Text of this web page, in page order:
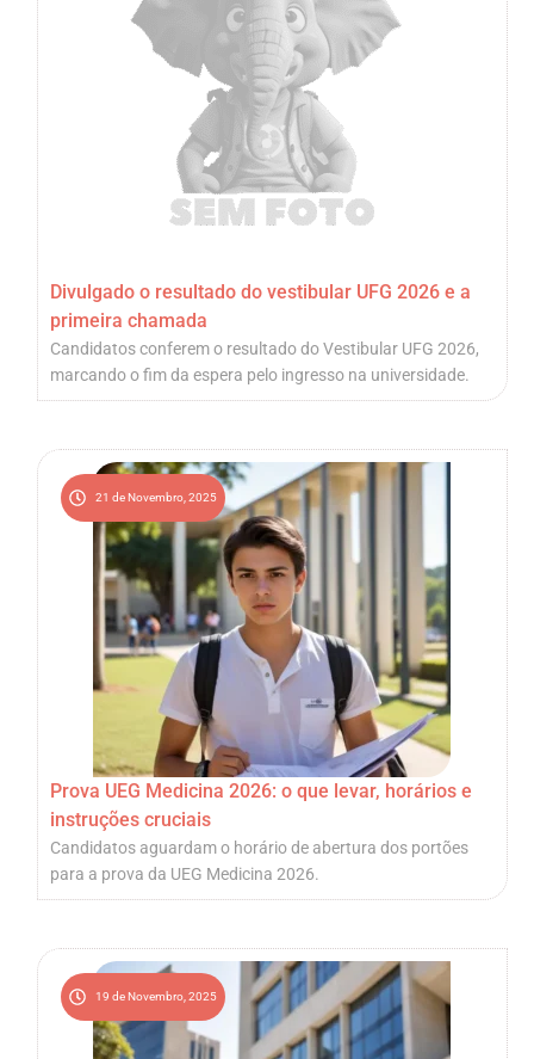
Divulgado o resultado do vestibular UFG 2026 e a
primeira chamada
Candidatos conferem o resultado do Vestibular UFG 2026,
marcando o fim da espera pelo ingresso na universidade.
21 de Novembro, 2025
Prova UEG Medicina 2026: o que levar, horários e
instruções cruciais
Candidatos aguardam o horário de abertura dos portões
para a prova da UEG Medicina 2026.
19 de Novembro, 2025